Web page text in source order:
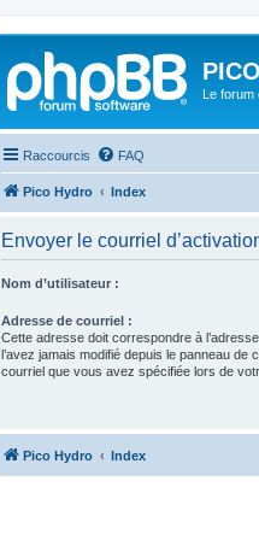
Le forum
Raccourcis FAQ
Pico Hydro Index
Envoyer le courriel
Nom d’utilisateur :
Adresse de courriel :
Cette adresse doit correspondre à
l’avez jamais modifié depuis le panneau de
courriel que vous avez spécifiée lors de
Pico Hydro Index